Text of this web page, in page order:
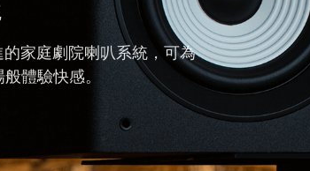
家庭劇院喇叭系統，可為
體驗快感。